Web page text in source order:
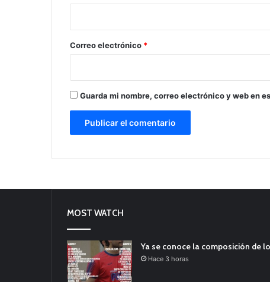
*
Correo electrónico *
Guarda mi nombre, correo electrónico y web en
MOST WATCH
Ya se conoce la composición de
Hace 3 horas